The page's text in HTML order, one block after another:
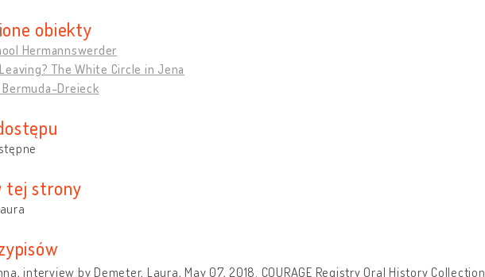
obiekty
Hermannswerder
The White Circle in Jena
Dreieck
tej strony
interview by Demeter, Laura, May 07, 2018. COURAGE Registry Oral History Collection